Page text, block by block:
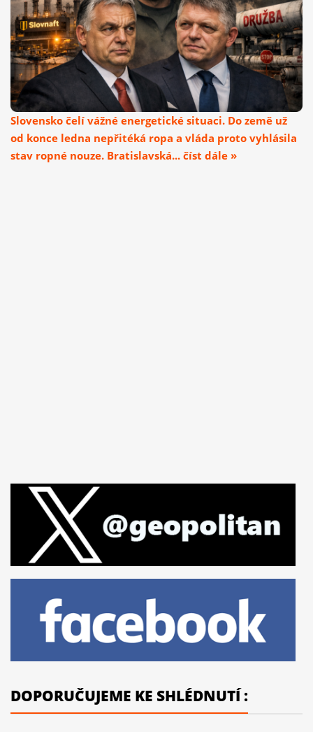
Slovensko čelí vážné energetické situaci. Do země už
od konce ledna nepřitéká ropa a vláda proto vyhlásila
stav ropné nouze. Bratislavská... číst dále »
DOPORUČUJEME KE SHLÉDNUTÍ :